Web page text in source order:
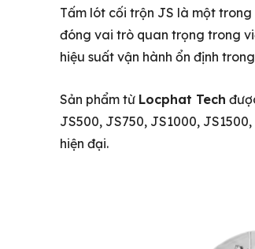
Tấm lót cối trộn JS là một
đóng vai trò quan trọng trong
hiệu suất vận hành ổn định
Sản phẩm từ Locphat Tech
JS500, JS750, JS1000,
hiện đại.